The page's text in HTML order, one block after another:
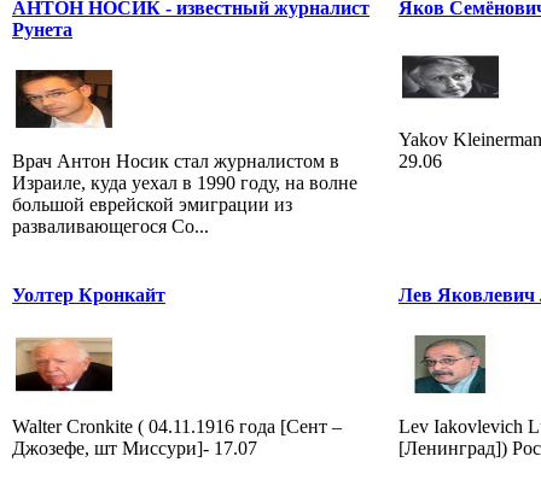
АНТОН НОСИК - известный журналист
Рунета
Врач Антон Носик стал журналистом в
Израиле, куда уехал в 1990 году, на волне
большой еврейской эмиграции из
разваливающегося Со...
Яков
Yakov
29.06
Уолтер Кронкайт
Walter Cronkite ( 04.11.1916 года [Сент –
Джозефе, шт Миссури]- 17.07
Лев Яковлевич
Lev Iakovlevich
[Ленинград])